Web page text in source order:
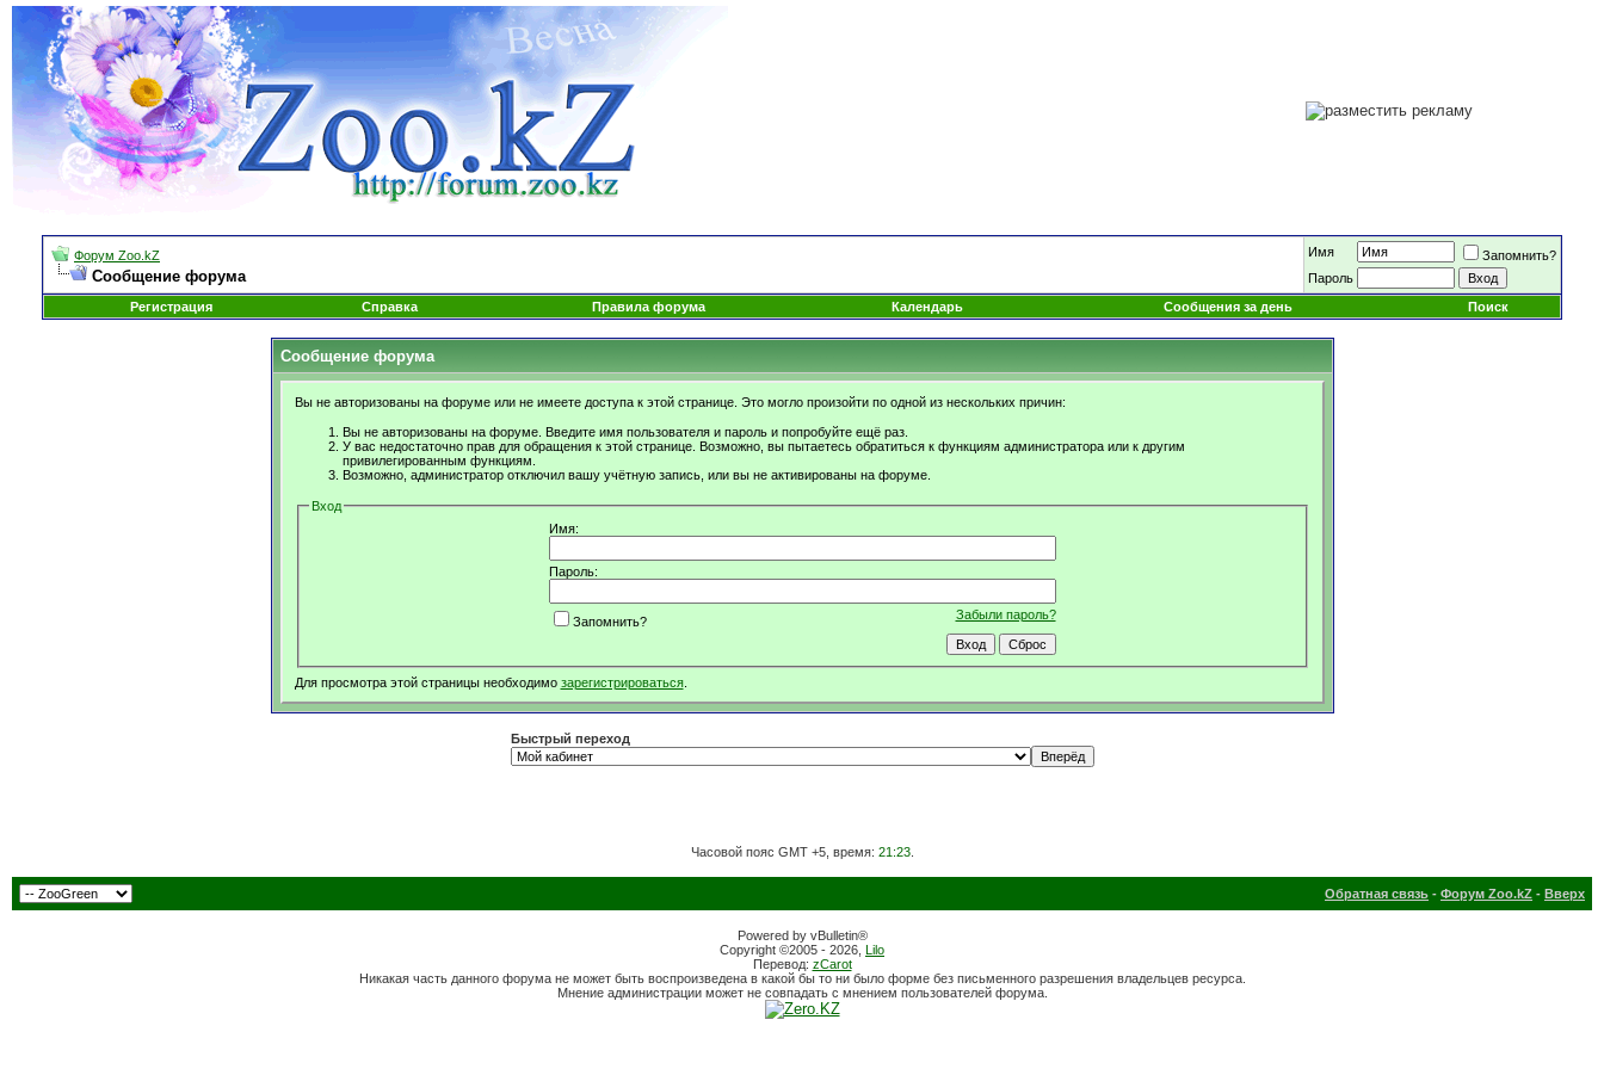
Форум Zoo.kZ
Сообщение форума
Имя
Запомнить?
Пароль
Регистрация
Справка Правила форума Календарь Сообщения за день Поиск
Сообщение форума
Вы не авторизованы на форуме или не имеете доступа к этой странице. Это могло произойти по одной из нескольких причин:
Вы не авторизованы на форуме. Введите имя пользователя и пароль и попробуйте ещё раз.
У вас недостаточно прав для обращения к этой странице. Возможно, вы пытаетесь обратиться к функциям администратора или к другим
привилегированным функциям.
Возможно, администратор отключил вашу учётную запись, или вы не активированы на форуме.
Вход
Имя:
Пароль:
Забыли пароль?
Запомнить?
Для просмотра этой страницы необходимо зарегистрироваться.
Быстрый переход
Часовой пояс GMT +5, время: 21:23.
Обратная связь - Форум Zoo.kZ - Вверх
Powered by vBulletin®
Copyright ©2005 - 2026, Lilo
Перевод: zCarot
Никакая часть данного форума не может быть воспроизведена в какой бы то ни было форме без письменного разрешения владельцев ресурса.
Мнение администрации может не совпадать с мнением пользователей форума.